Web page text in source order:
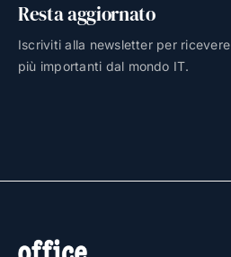
Resta aggiornato
Iscriviti alla newsletter per
più importanti dal mondo IT.